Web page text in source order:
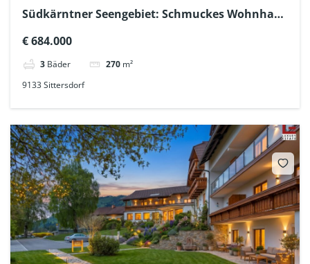
Südkärntner Seengebiet: Schmuckes Wohnhaus
€ 684.000
3 Bäder 270 m²
9133 Sittersdorf